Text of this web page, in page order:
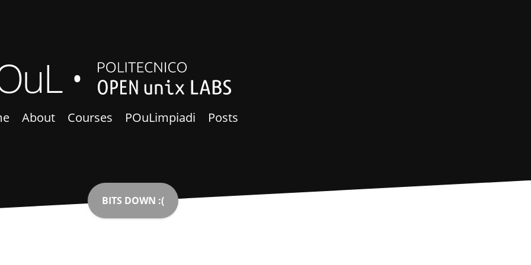
About Courses POuLimpiadi Posts